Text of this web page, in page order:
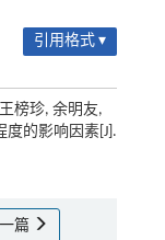
引用格式 ▾
榜珍, 余明友,
度的影响因素[J].
一篇